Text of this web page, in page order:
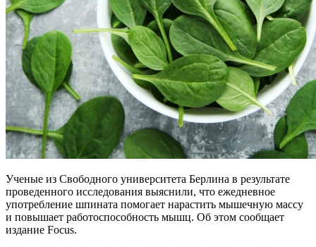
Ученые из Свободного университета Берлина в результате
проведенного исследования выяснили, что ежедневное
употребление шпината помогает нарастить мышечную массу
и повышает работоспособность мышц. Об этом сообщает
издание Focus.